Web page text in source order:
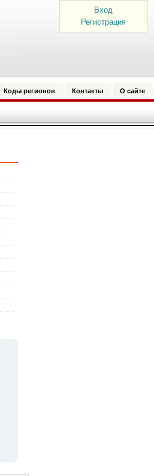
Вход
Регистрация
Коды регионов Контакты О сайте